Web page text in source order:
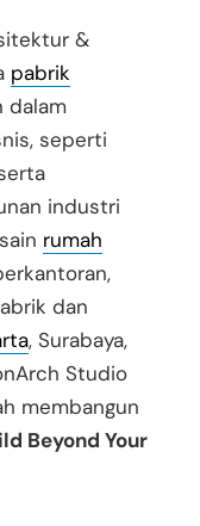
&
pabrik
dalam
seperti
industri
rumah
dan
, Surabaya,
Studio
membangun
Beyond Your